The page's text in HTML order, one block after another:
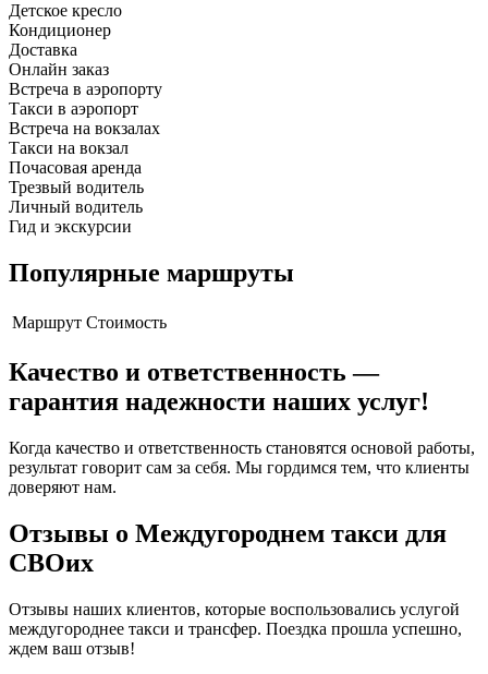
Детское кресло
Кондиционер
Доставка
Онлайн заказ
Встреча в аэропорту
Такси в аэропорт
Встреча на вокзалах
Такси на вокзал
Почасовая аренда
Трезвый водитель
Личный водитель
Гид и экскурсии
Популярные маршруты
Маршрут Стоимость
Качество и ответственность —
гарантия надежности наших услуг!
Когда качество и ответственность становятся основой работы,
результат говорит сам за себя. Мы гордимся тем, что клиенты
доверяют нам.
Отзывы о Междугороднем такси для
СВОих
Отзывы наших клиентов, которые воспользовались услугой
междугороднее такси и трансфер. Поездка прошла успешно,
ждем ваш отзыв!